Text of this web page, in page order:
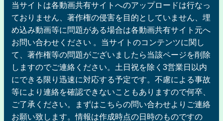
当サイトは各動画共有サイトへのアップロードは行なっ
ておりません、著作権の侵害を目的としていません、埋
め込み動画等に問題がある場合は各動画共有サイト元へ
お問い合わせください 。当サイトのコンテンツに関し
て、著作権等の問題がございましたら当該ページを削除
しますのでご連絡ください。土日祝を除く3営業日以内
にできる限り迅速に対応する予定です。不慮による事故
等により連絡を確認できないこともありますので何卒、
ご了承ください。まずはこちらの問い合わせよりご連絡
お願い致します。情報は作成時点の日時のものですの